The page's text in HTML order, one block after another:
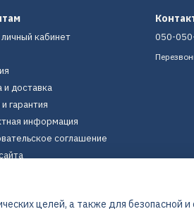
кабинет
и доставка
гарантия
информация
соглашение
050-
целей, а также для безопасной и